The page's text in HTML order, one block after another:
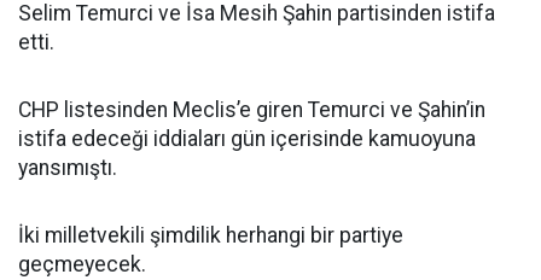
Selim Temurci ve İsa Mesih Şahin partisinden istifa
etti.
CHP listesinden Meclis’e giren Temurci ve Şahin’in
istifa edeceği iddiaları gün içerisinde kamuoyuna
yansımıştı.
İki milletvekili şimdilik herhangi bir partiye
geçmeyecek.